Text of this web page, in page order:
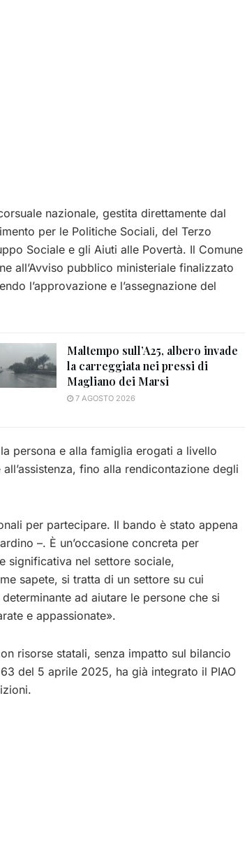
nazionale, gestita direttamente dal
per le Politiche Sociali, del Terzo
Sociale e gli Aiuti alle Povertà. Il Comune
all’Avviso pubblico ministeriale finalizzato
l’approvazione e l’assegnazione del
Maltempo sull’A25, albero invade
la carreggiata nei pressi di
Magliano dei Marsi
7 AGOSTO 2026
persona e alla famiglia erogati a livello
fino alla rendicontazione degli
per partecipare. Il bando è stato appena
–. È un’occasione concreta per
significativa nel settore sociale,
sapete, si tratta di un settore su cui
ad aiutare le persone che si
e appassionate».
risorse statali, senza impatto sul bilancio
del 5 aprile 2025, ha già integrato il PIAO